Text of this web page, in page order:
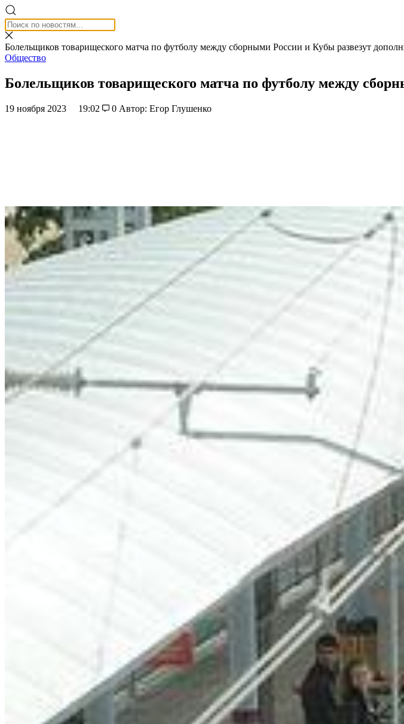
Болельщиков товарищеского матча по футболу между сборными России и Кубы развезут
Общество
Болельщиков товарищеского матча по футболу между
19 ноября 2023 19:02 0 Автор: Егор Глушенко